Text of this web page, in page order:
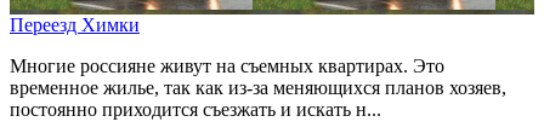
Переезд Химки
Многие россияне живут на съемных квартирах. Это
временное жилье, так как из-за меняющихся планов хозяев,
постоянно приходится съезжать и искать н...